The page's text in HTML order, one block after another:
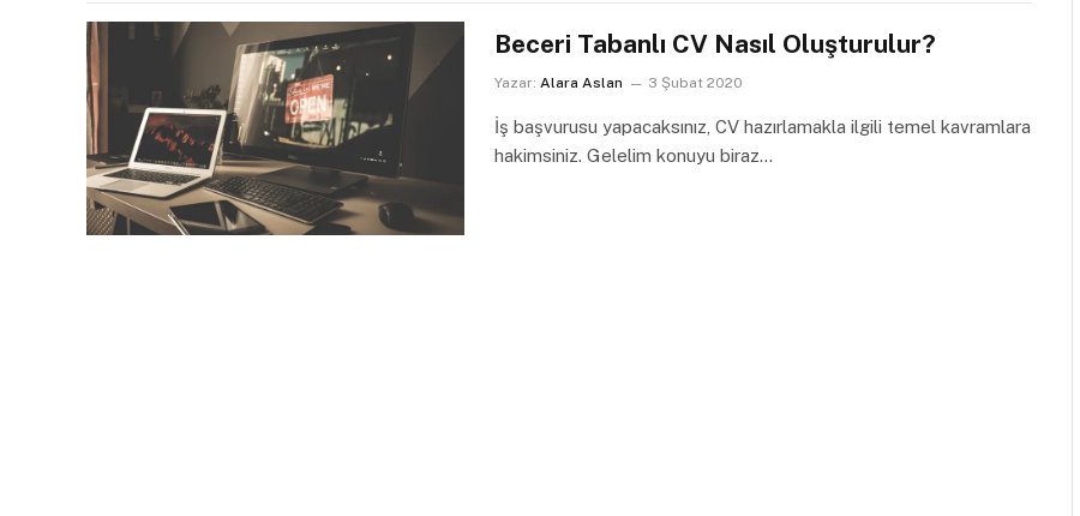
Beceri Tabanlı CV Nasıl Oluşturulur?
Yazar: Alara Aslan 3 Şubat 2020
İş başvurusu yapacaksınız, CV hazırlamakla ilgili temel kavramlara
hakimsiniz. Gelelim konuyu biraz…